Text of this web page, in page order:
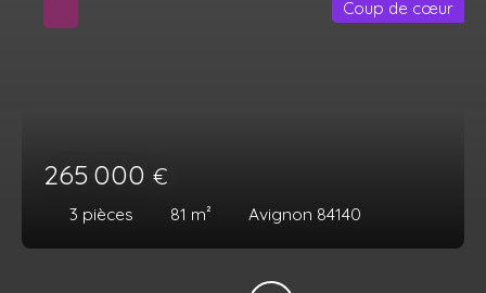
265 000 €
3 pièces 81 m² Avignon 84140
Coup de cœur